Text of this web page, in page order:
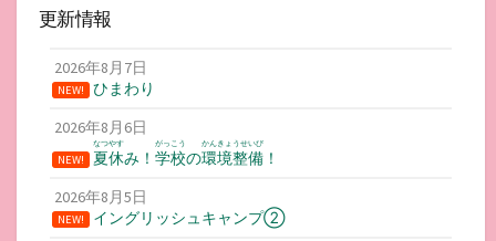
更新情報
2026年8月7日
NEW!
ひまわり
2026年8月6日
NEW! 夏休
なつやす
み！ 学校
がっこう
の環境整備
かんきょうせいび
！
2026年8月5日
NEW!
イングリッシュキャンプ②